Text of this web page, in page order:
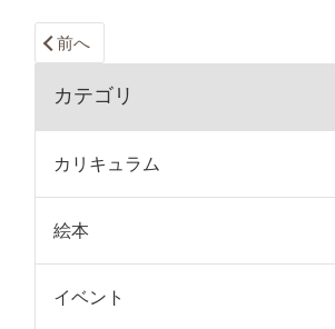
前へ
カテゴリ
カリキュラム
絵本
イベント